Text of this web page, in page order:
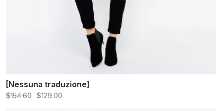
[Nessuna traduzione]
$154.60 $129.00